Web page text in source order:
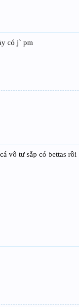
có j` pm
vô tư sắp có bettas rồi